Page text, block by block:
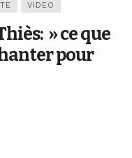
VIDEO
» ce que
pour